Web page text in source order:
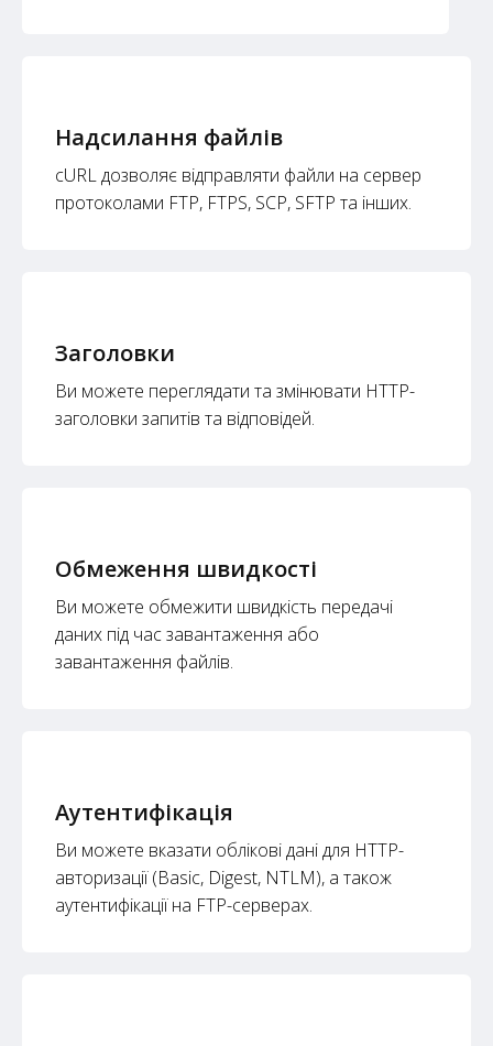
Надсилання файлів
cURL дозволяє відправляти файли на сервер
протоколами FTP, FTPS, SCP, SFTP та інших.
Заголовки
Ви можете переглядати та змінювати HTTP-
заголовки запитів та відповідей.
Обмеження швидкості
Ви можете обмежити швидкість передачі
даних під час завантаження або
завантаження файлів.
Аутентифікація
Ви можете вказати облікові дані для HTTP-
авторизації (Basic, Digest, NTLM), а також
аутентифікації на FTP-серверах.